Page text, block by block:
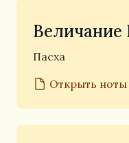
Величание
Пасха
Открыть ноты